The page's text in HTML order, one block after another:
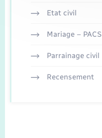
Etat civil
Mariage – PACS
Parrainage civil
Recensement